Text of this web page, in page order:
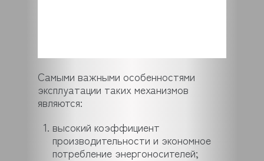
Самыми важными особенностями
эксплуатации таких механизмов
являются:
высокий коэффициент
производительности и экономное
потребление энергоносителей;